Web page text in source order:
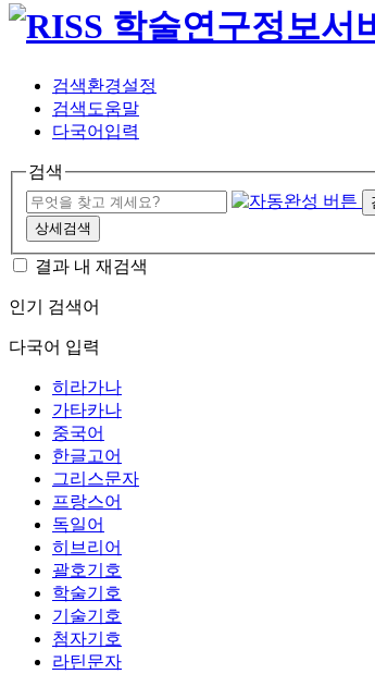
검색환경설정
검색도움말
다국어입력
검색
상세검색
결과 내 재검색
인기 검색어
다국어 입력
히라가나
가타카나
중국어
한글고어
그리스문자
프랑스어
독일어
히브리어
괄호기호
학술기호
기술기호
첨자기호
라틴문자